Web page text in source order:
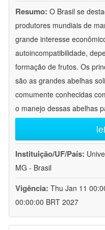
Resumo: O Brasil se
produtores mundiais de
grande interesse
autoincompatibilidade,
formação de frutos. Os
são as grandes abelhas
comumente conhecidas
o manejo dessas abelhas
Instituição/UF/País:
MG - Brasil
Vigência: Thu Jan 11
00:00:00 BRT 2027